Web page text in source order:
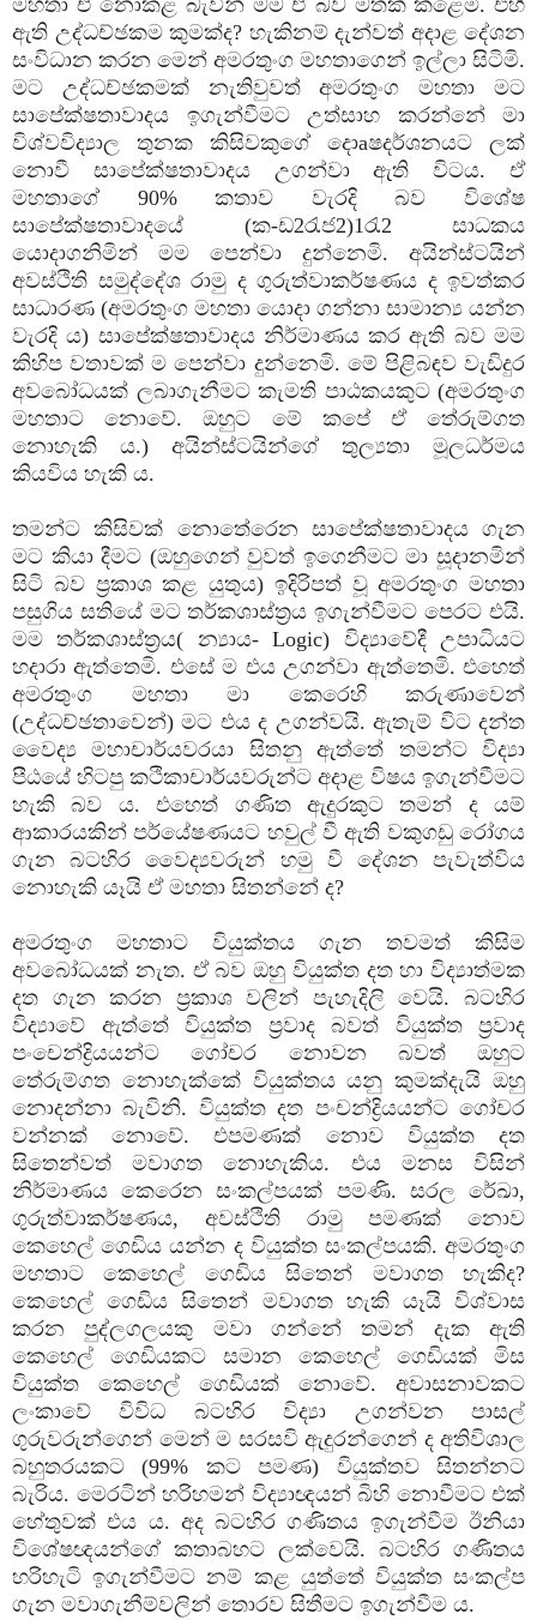
ඇති උද්ධච්ඡකම කුමක්‌ද? හැකිනම් දැන්වත් අදාළ දේශන
සංවිධාන කරන මෙන් අමරතුංග මහතාගෙන් ඉල්ලා සිටිමි.
මට උද්ධච්ඡකමක්‌ නැතිවුවත් අමරතුංග මහතා මට
සාපේක්‌ෂතාවාදය ඉගැන්වීමට උත්සාහ කරන්නේ මා
විශ්වවිද්‍යාල තුනක කිසිවකුගේ දොaෂදර්ශනයට ලක්‌
නොවී සාපේක්‌ෂතාවාදය උගන්වා ඇති විටය. ඒ
මහතාගේ 90% කතාව වැරදි බව විශේෂ
සාපේක්‌ෂතාවාදයේ (ක-ඩ2රැජ2)1රැ2 සාධකය
යොදාගනිමින් මම පෙන්වා දුන්නෙමි. අයින්ස්‌ටයින්
අවස්‌ථිති සමුද්දේශ රාමු ද ගුරුත්වාකර්ෂණය ද ඉවත්කර
සාධාරණ (අමරතුංග මහතා යොදා ගන්නා සාමාන්‍ය යන්න
වැරදි ය) සාපේක්‌ෂතාවාදය නිර්මාණය කර ඇති බව මම
කිහිප වතාවක්‌ ම පෙන්වා දුන්නෙමි. මේ පිළිබඳව වැඩිදුර
අවබෝධයක්‌ ලබාගැනීමට කැමති පාඨකයකුට (අමරතුංග
මහතාට නොවේ. ඔහුට මේ කපේ ඒ තේරුම්ගත
නොහැකි ය.) අයින්ස්‌ටයින්ගේ තුල්‍යතා මූලධර්මය
කියවිය හැකි ය.
තමන්ට කිසිවක්‌ නොතේරෙන සාපේක්‌ෂතාවාදය ගැන
මට කියා දීමට (ඔහුගෙන් වුවත් ඉගෙනීමට මා සූදානමින්
සිටි බව ප්‍රකාශ කළ යුතුය) ඉදිරිපත් වූ අමරතුංග මහතා
පසුගිය සතියේ මට තර්කශාස්‌ත්‍රය ඉගැන්වීමට පෙරට එයි.
මම තර්කශාස්‌ත්‍රය( න්‍යාය- Logic) විද්‍යාවේදී උපාධියට
හදාරා ඇත්තෙමි. එසේ ම එය උගන්වා ඇත්තෙමි. එහෙත්
අමරතුංග මහතා මා කෙරෙහි කරුණාවෙන්
(උද්ධච්ඡතාවෙන්) මට එය ද උගන්වයි. ඇතැම් විට දන්ත
වෛද්‍ය මහාචාර්යවරයා සිතනු ඇත්තේ තමන්ට විද්‍යා
පීඨයේ හිටපු කථිකාචාර්යවරුන්ට අදාළ විෂය ඉගැන්වීමට
හැකි බව ය. එහෙත් ගණිත ඇදුරකුට තමන් ද යම්
ආකාරයකින් පර්යේෂණයට හවුල් වී ඇති වකුගඩු රෝගය
ගැන බටහිර වෛද්‍යවරුන් හමු වී දේශන පැවැත්විය
නොහැකි යෑයි ඒ මහතා සිතන්නේ ද?
අමරතුංග මහතාට වියුක්‌තය ගැන තවමත් කිසිම
අවබෝධයක්‌ නැත. ඒ බව ඔහු වියුක්‌ත දත හා විද්‍යාත්මක
දත ගැන කරන ප්‍රකාශ වලින් පැහැදිලි වෙයි. බටහිර
විද්‍යාවේ ඇත්තේ වියුක්‌ත ප්‍රවාද බවත් වියුක්‌ත ප්‍රවාද
පංචෙන්ද්‍රියයන්ට ගෝචර නොවන බවත් ඔහුට
තේරුම්ගත නොහැක්‌කේ වියුක්‌තය යනු කුමක්‌දැයි ඔහු
නොදන්නා බැවිනි. වියුක්‌ත දත පංචන්ද්‍රියයන්ට ගෝචර
වන්නක්‌ නොවේ. එපමණක්‌ නොව වියුක්‌ත දත
සිතෙන්වත් මවාගත නොහැකිය. එය මනස විසින්
නිර්මාණය කෙරෙන සංකල්පයක්‌ පමණි. සරල රේඛා,
ගුරුත්වාකර්ෂණය, අවස්‌ථිති රාමු පමණක්‌ නොව
කෙහෙල් ගෙඩිය යන්න ද වියුක්‌ත සංකල්පයකි. අමරතුංග
මහතාට කෙහෙල් ගෙඩිය සිතෙන් මවාගත හැකිද?
කෙහෙල් ගෙඩිය සිතෙන් මවාගත හැකි යෑයි විශ්වාස
කරන පුද්ලගලයකු මවා ගන්නේ තමන් දැක ඇති
කෙහෙල් ගෙඩියකට සමාන කෙහෙල් ගෙඩියක්‌ මිස
වියුක්‌ත කෙහෙල් ගෙඩියක්‌ නොවේ. අවාසනාවකට
ලංකාවේ විවිධ බටහිර විද්‍යා උගන්වන පාසල්
ගුරුවරුන්ගෙන් මෙන් ම සරසවි ඇදුරන්ගෙන් ද අතිවිශාල
බහුතරයකට (99% කට පමණ) වියුක්‌තව සිතන්නට
බැරිය. මෙරටින් හරිහමන් විද්‍යාඥයන් බිහි නොවීමට එක්‌
හේතුවක්‌ එය ය. අද බටහිර ගණිතය ඉගැන්වීම ඊනියා
විශේෂඥයන්ගේ කතාබහට ලක්‌වෙයි. බටහිර ගණිතය
හරිහැටි ඉගැන්වීමට නම් කළ යුත්තේ වියුක්‌ත සංකල්ප
ගැන මවාගැනීම්වලින් තොරව සිතීමට ඉගැන්වීම ය.